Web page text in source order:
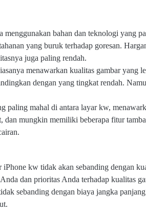
bahan dan teknologi yang
yang buruk terhadap goresan.
juga paling rendah.
menawarkan kualitas gambar yang
dengan yang tingkat rendah.
paling mahal di antara layar kw,
mungkin memiliki beberapa fitur
kw tidak akan sebanding dengan
dan prioritas Anda terhadap kualitas
sebanding dengan biaya jangka